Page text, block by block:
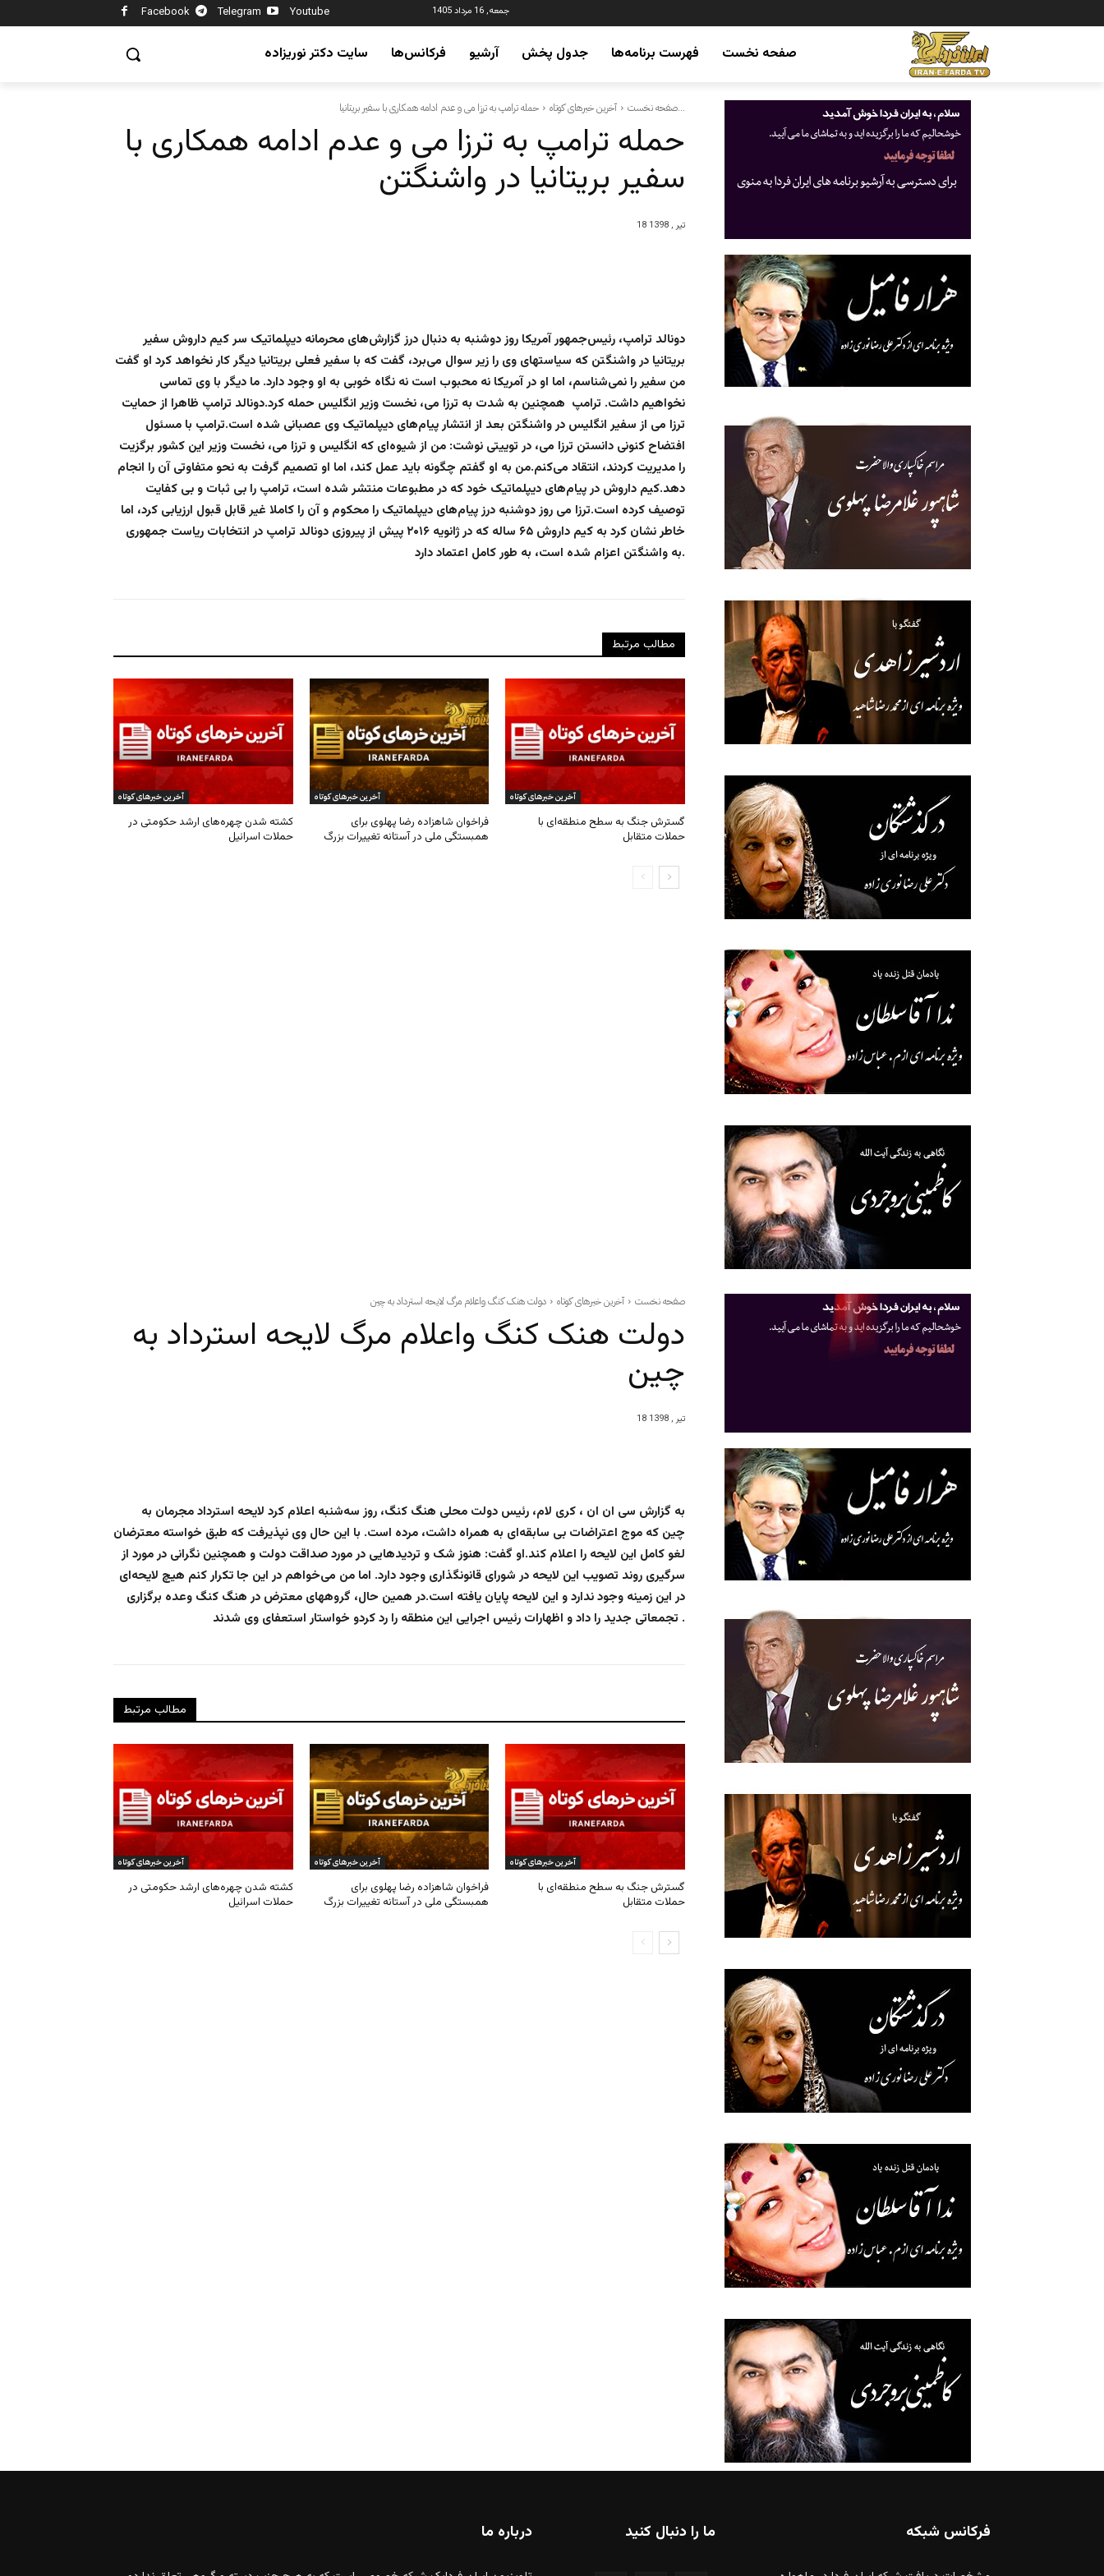
Facebook Telegram Youtube جمعه, 16 مرداد 1405
صفحه نخست فهرست برنامه‌ها جدول پخش آرشیو فرکانس‌ها سایت دکتر نوریزاده
صفحه نخست آخرین خبرهای کوتاه حمله ترامپ به ترزا می و عدم ادامه همکاری با سفیر بریتانیا...
حمله ترامپ به ترزا می و عدم ادامه همکاری با
سفیر بریتانیا در واشنگتن
18 تیر , 1398
دونالد ترامپ، رئیس‌جمهور آمریکا روز دوشنبه به دنبال درز گزارش‌های محرمانه دیپلماتیک سر کیم داروش سفیر
بریتانیا در واشنگتن که سیاستهای وی را زیر سوال می‌برد، گفت که با سفیر فعلی بریتانیا دیگر کار نخواهد کرد او گفت
من سفیر را نمی‌شناسم، اما او در آمریکا نه محبوب است نه نگاه خوبی به او وجود دارد. ما دیگر با وی تماسی
نخواهیم داشت. ترامپ همچنین به شدت به ترزا می، نخست وزیر انگلیس حمله کرد.دونالد ترامپ ظاهرا از حمایت
ترزا می‌ از سفیر انگلیس در واشنگتن بعد از انتشار پیام‌های دیپلماتیک وی عصبانی شده است.ترامپ با مسئول
افتضاح کنونی دانستن ترزا می، در توییتی نوشت: من از شیوه‌ای که انگلیس و ترزا می، نخست وزیر این کشور برگزیت
را مدیریت کردند، انتقاد می‌کنم.من به او گفتم چگونه باید عمل کند، اما او تصمیم گرفت به نحو متفاوتی آن را انجام
دهد.کیم داروش در پیام‌های دیپلماتیک خود که در مطبوعات منتشر شده است، ترامپ را بی ثبات و بی کفایت
توصیف کرده است.ترزا می‌ روز دوشنبه درز پیام‌های دیپلماتیک را محکوم و آن را کاملا غیر قابل قبول ارزیابی کرد، اما
خاطر نشان کرد به کیم داروش ۶۵ ساله که در ژانویه ۲۰۱۶ پیش از پیروزی دونالد ترامپ در انتخابات ریاست جمهوری
به واشنگتن اعزام شده است، به طور کامل اعتماد دارد.
مطالب مرتبط
آخرین خبرهای کوتاه
کشته شدن چهره‌های ارشد حکومتی در
حملات اسرائیل
آخرین خبرهای کوتاه
فراخوان شاهزاده رضا پهلوی برای
همبستگی ملی در آستانه تغییرات بزرگ
آخرین خبرهای کوتاه
گسترش جنگ به سطح منطقه‌ای با
حملات متقابل
فرکانس شبکه ما را دنبال کنید درباره ما